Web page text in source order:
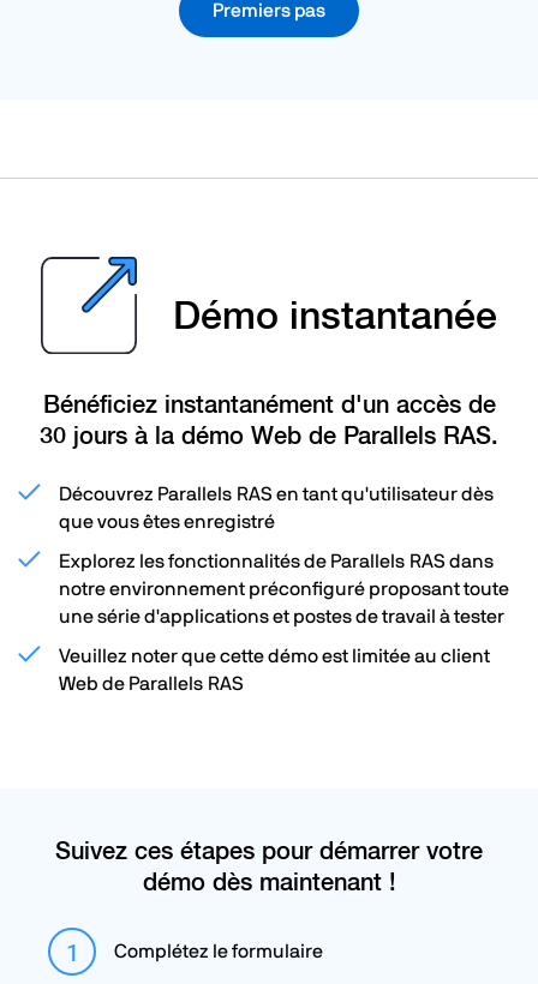
Premiers pas
Démo instantanée
Bénéficiez instantanément d'un accès de
30 jours à la démo Web de Parallels RAS.
Découvrez Parallels RAS en tant qu'utilisateur dès
que vous êtes enregistré
Explorez les fonctionnalités de Parallels RAS dans
notre environnement préconfiguré proposant toute
une série d'applications et postes de travail à tester
Veuillez noter que cette démo est limitée au client
Web de Parallels RAS
Suivez ces étapes pour démarrer votre
démo dès maintenant !
Complétez le formulaire